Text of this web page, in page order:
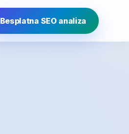
Besplatna SEO analiza